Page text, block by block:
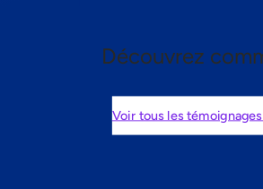
Découvrez
Voir tous les